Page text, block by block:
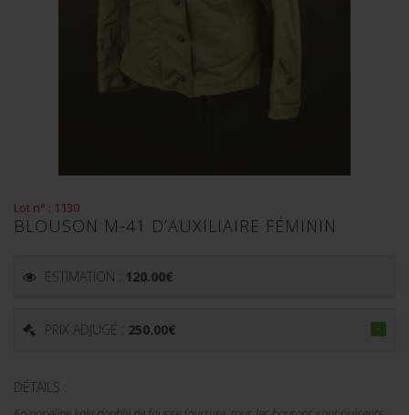
Lot n° : 1130
BLOUSON M-41 D’AUXILIAIRE FÉMININ
ESTIMATION : 120.00€
PRIX ADJUGÉ : 250.00€
DÉTAILS :